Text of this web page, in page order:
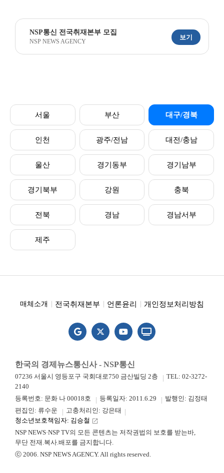
NSP통신 전국취재본부 모집
NSP NEWS AGENCY
보기
서울 부산 대구/경북
인천 광주/전남 대전/충남
울산 경기동부 경기남부
경기북부 강원 충북
전북 경남 경남서부
제주
매체소개 전국취재본부 언론윤리 개인정보처리방침
한국의 경제뉴스통신사 - NSP통신
07236 서울시 영등포구 국회대로750 금산빌딩 2층
TEL: 02-3272-
2140
등록번호: 문화 나 00018호
등록일자: 2011.6.29
발행인: 김정태
편집인: 류수운
고충처리인: 강은태
청소년보호책임자: 김승철 launch
NSP NEWS·NSP TV의 모든 콘텐츠는 저작권법의 보호를 받는바,
무단 전재.복사.배포를 금지합니다.
ⓒ 2006. NSP NEWS AGENCY. All rights reserved.